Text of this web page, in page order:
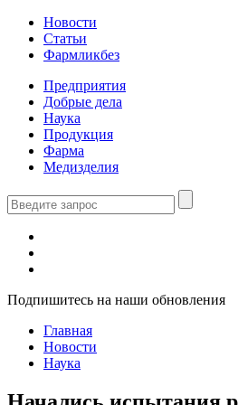
Новости
Статьи
Фармликбез
Предприятия
Добрые дела
Наука
Продукция
Фарма
Медизделия
Подпишитесь на наши обновления
Главная
Новости
Наука